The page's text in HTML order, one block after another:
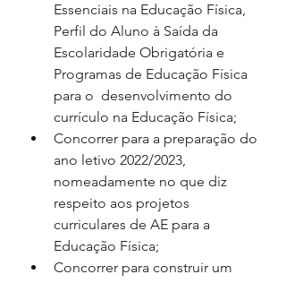
Essenciais na Educação Física,
Perfil do Aluno à Saída da
Escolaridade Obrigatória e
Programas de Educação Física
para o  desenvolvimento do
currículo na Educação Física;
Concorrer para a preparação do
ano letivo 2022/2023,
nomeadamente no que diz
respeito aos projetos
curriculares de AE para a
Educação Física;
Concorrer para construir um